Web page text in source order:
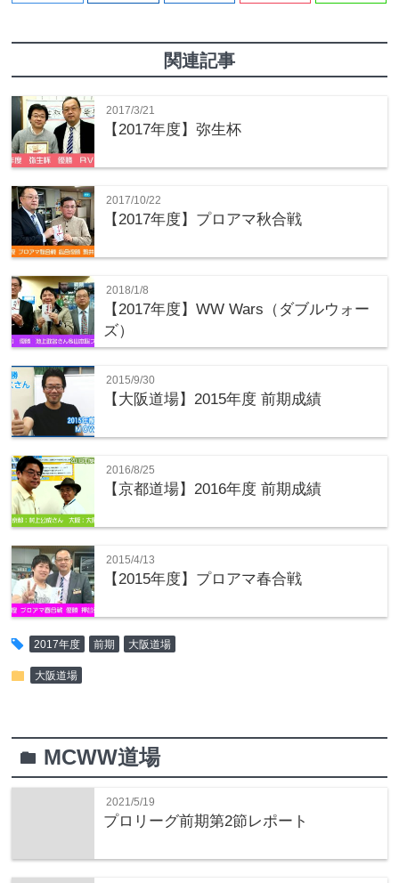
関連記事
2017/3/21
【2017年度】弥生杯
2017/10/22
【2017年度】プロアマ秋合戦
2018/1/8
【2017年度】WW Wars（ダブルウォー
ズ）
2015/9/30
【大阪道場】2015年度 前期成績
2016/8/25
【京都道場】2016年度 前期成績
2015/4/13
【2015年度】プロアマ春合戦
tag 2017年度 前期 大阪道場
folder 大阪道場
folder MCWW道場
2021/5/19
プロリーグ前期第2節レポート